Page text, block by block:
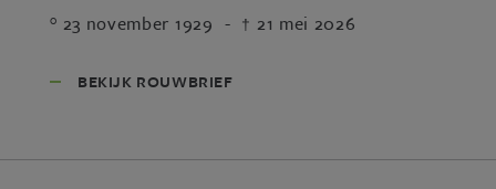
23 november 1929 - 21 mei 2026
BEKIJK ROUWBRIEF